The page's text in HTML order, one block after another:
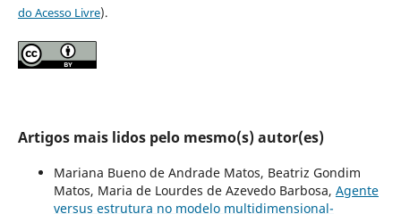
do Acesso Livre).
Artigos mais lidos pelo mesmo(s) autor(es)
Mariana Bueno de Andrade Matos, Beatriz Gondim
Matos, Maria de Lourdes de Azevedo Barbosa, Agente
versus estrutura no modelo multidimensional-